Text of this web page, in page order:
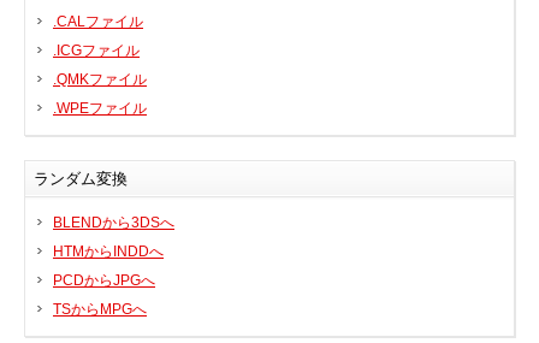
.CALファイル
.ICGファイル
.QMKファイル
.WPEファイル
ランダム変換
BLENDから3DSへ
HTMからINDDへ
PCDからJPGへ
TSからMPGへ